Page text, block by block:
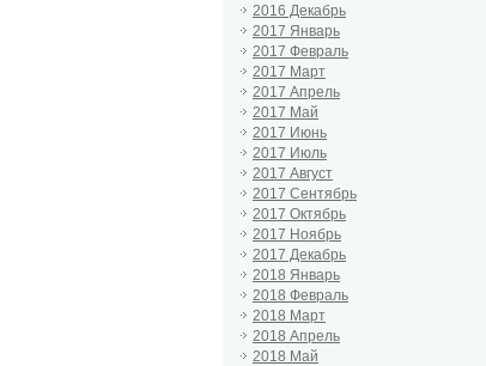
2016 Декабрь
2017 Январь
2017 Февраль
2017 Март
2017 Апрель
2017 Май
2017 Июнь
2017 Июль
2017 Август
2017 Сентябрь
2017 Октябрь
2017 Ноябрь
2017 Декабрь
2018 Январь
2018 Февраль
2018 Март
2018 Апрель
2018 Май